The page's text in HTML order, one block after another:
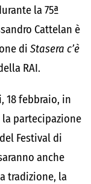
la 75ª
Cattelan è
di Stasera c’è
RAI.
18 febbraio, in
la partecipazione
Festival di
anche
tradizione, la